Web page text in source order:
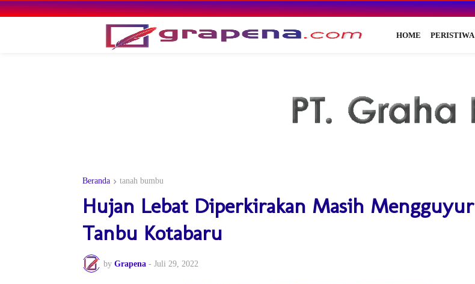
HOME PERISTIWA
Beranda tanah bumbu
Hujan Lebat Diperkirakan Masih Mengguyur
Tanbu Kotabaru
by Grapena - Juli 29, 2022